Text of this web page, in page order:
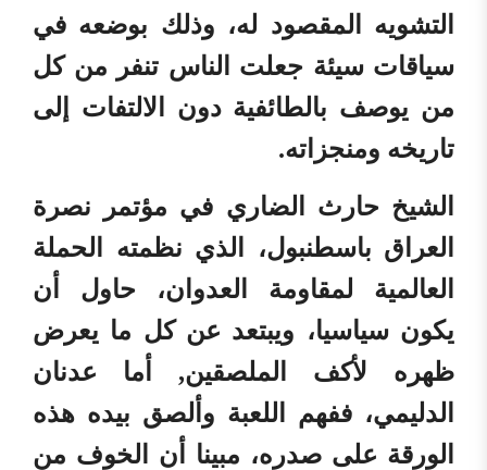
التشويه المقصود له، وذلك بوضعه في
سياقات سيئة جعلت الناس تنفر من كل
من يوصف بالطائفية دون الالتفات إلى
تاريخه ومنجزاته.
الشيخ حارث الضاري في مؤتمر نصرة
العراق باسطنبول، الذي نظمته الحملة
العالمية لمقاومة العدوان، حاول أن
يكون سياسيا، ويبتعد عن كل ما يعرض
ظهره لأكف الملصقين, أما عدنان
الدليمي، ففهم اللعبة وألصق بيده هذه
الورقة على صدره، مبينا أن الخوف من